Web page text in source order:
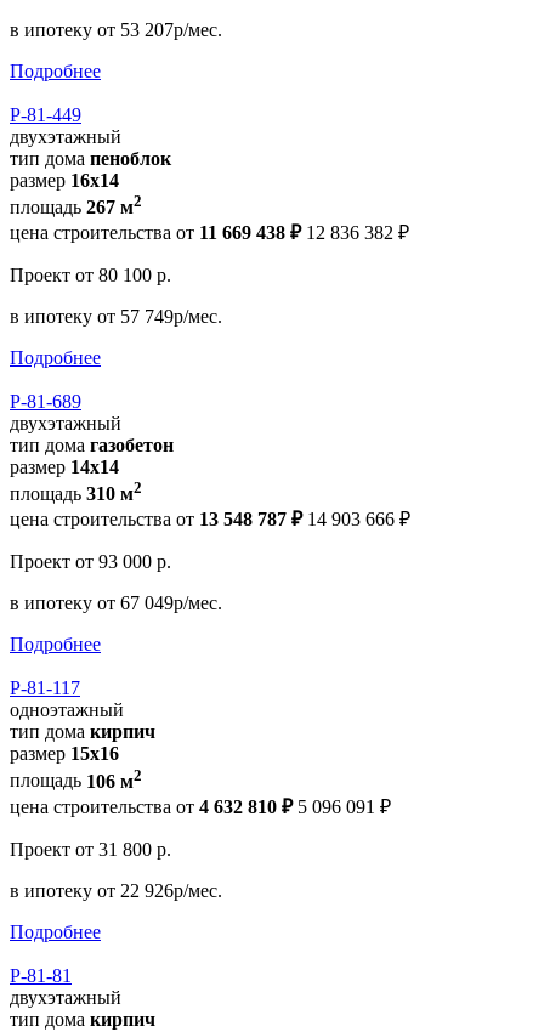
в ипотеку от 53 207р/мес.
Подробнее
Р-81-449
двухэтажный
тип дома пеноблок
размер 16х14
площадь 267 м2
цена строительства от 11 669 438 ₽ 12 836 382 ₽
Проект от 80 100 р.
в ипотеку от 57 749р/мес.
Подробнее
Р-81-689
двухэтажный
тип дома газобетон
размер 14x14
площадь 310 м2
цена строительства от 13 548 787 ₽ 14 903 666 ₽
Проект от 93 000 р.
в ипотеку от 67 049р/мес.
Подробнее
Р-81-117
одноэтажный
тип дома кирпич
размер 15x16
площадь 106 м2
цена строительства от 4 632 810 ₽ 5 096 091 ₽
Проект от 31 800 р.
в ипотеку от 22 926р/мес.
Подробнее
Р-81-81
двухэтажный
тип дома кирпич